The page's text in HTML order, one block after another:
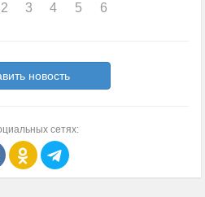
2 3 4 5 6
новость
сетях: